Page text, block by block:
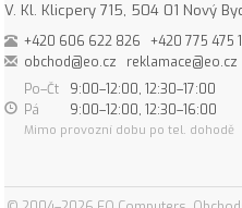
V. Kl. Klicpery 715, 504 01 Nový
+420 606 622 826
+420 775 475
obchod@eo.cz
reklamace@eo.cz
Po–Čt
9:00–12:00, 12:30–17:00
Pá
9:00–12:00, 12:30–16:00
Mimo provozní dobu po tel. dohodě